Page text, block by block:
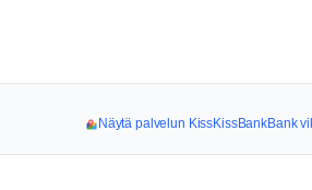
Näytä palvelun KissKissBankBank